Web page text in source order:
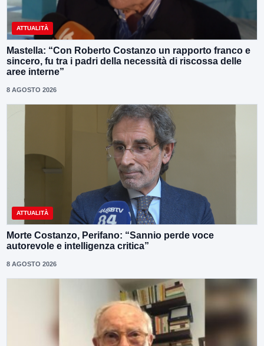
ATTUALITÀ
Mastella: “Con Roberto Costanzo un rapporto franco e
sincero, fu tra i padri della necessità di riscossa delle
aree interne”
8 AGOSTO 2026
ATTUALITÀ
Morte Costanzo, Perifano: “Sannio perde voce
autorevole e intelligenza critica”
8 AGOSTO 2026